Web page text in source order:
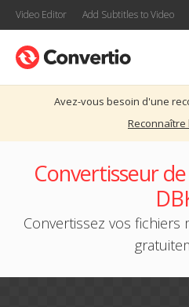
Video Editor Add Subtitles to Video
Avez-vous besoin d'une
Reconnaître
Convertisseur
Convertissez vos